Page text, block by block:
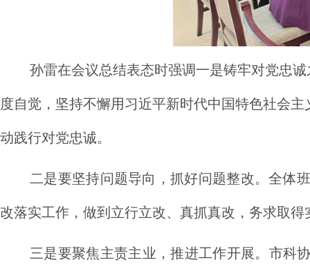
孙雷在会议总结表态时强调一是铸牢对党忠
度自觉，坚持不懈用习近平新时代中国特色社会
动践行对党忠诚。
二是要坚持问题导向，抓好问题整改。全体
改落实工作，做到立行立改、真抓真改，务求取得
三是要聚焦主责主业，推进工作开展。市科